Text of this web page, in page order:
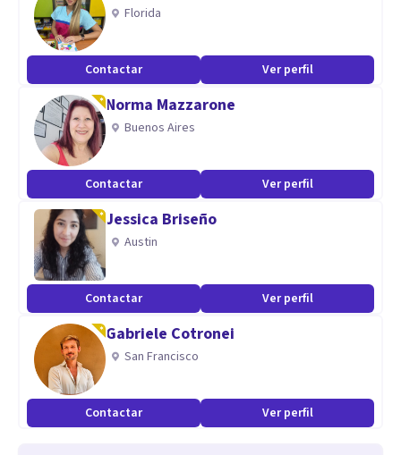
Florida
Contactar Ver perfil
Norma Mazzarone
Buenos Aires
Contactar Ver perfil
Jessica Briseño
Austin
Contactar Ver perfil
Gabriele Cotronei
San Francisco
Contactar Ver perfil